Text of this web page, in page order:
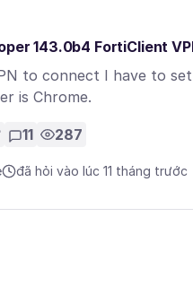
143.0b4 FortiClient
to connect I have to
is Chrome.
11 287
đã hỏi vào lúc 11 tháng trước